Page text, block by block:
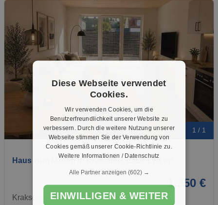
1 / 1
Haus zum Mieten in Kraksdorf 1.350 € 83 m²
1.350 €
Kraksdorf, 23779
Diese Webseite verwendet
Cookies.
Wir verwenden Cookies, um die
Benutzerfreundlichkeit unserer Website zu
verbessern. Durch die weitere Nutzung unserer
Webseite stimmen Sie der Verwendung von
Cookies gemäß unserer Cookie-Richtlinie zu.
Weitere Informationen / Datenschutz
Alle Partner anzeigen (602) →
EINWILLIGEN & WEITER